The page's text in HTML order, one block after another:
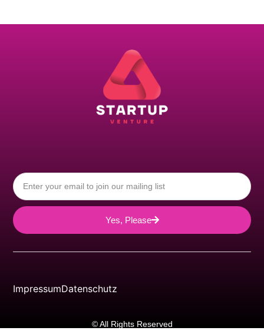
Yes, Please
ImpressumDatenschutz
© All Rights Reserved